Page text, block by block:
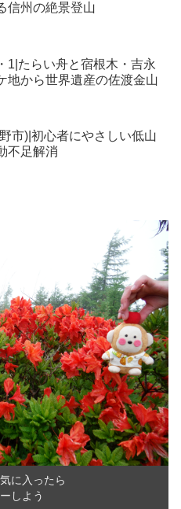
信州の絶景登山
1|たらい舟と宿根木・吉永
地から世界遺産の佐渡金山
市)|初心者にやさしい低山
不足解消
に入ったら
しよう